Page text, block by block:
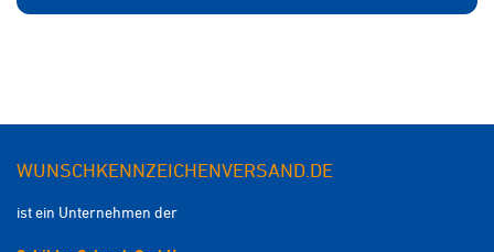
WUNSCHKENNZEICHENVERSAND.DE
ist ein Unternehmen der